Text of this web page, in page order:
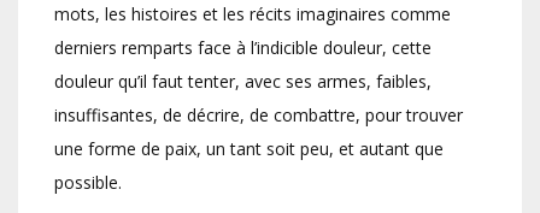
mots, les histoires et les récits imaginaires comme
derniers remparts face à l’indicible douleur, cette
douleur qu’il faut tenter, avec ses armes, faibles,
insuffisantes, de décrire, de combattre, pour trouver
une forme de paix, un tant soit peu, et autant que
possible.